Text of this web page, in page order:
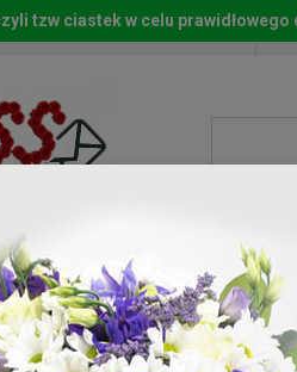
Kwiaty
tzw ciastek w celu